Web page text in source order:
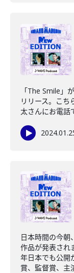
「The Smile」
リリース。こち
太さんにお電話
日本時間の今朝
作品が発表され
年日本でも公開
賞、監督賞、主